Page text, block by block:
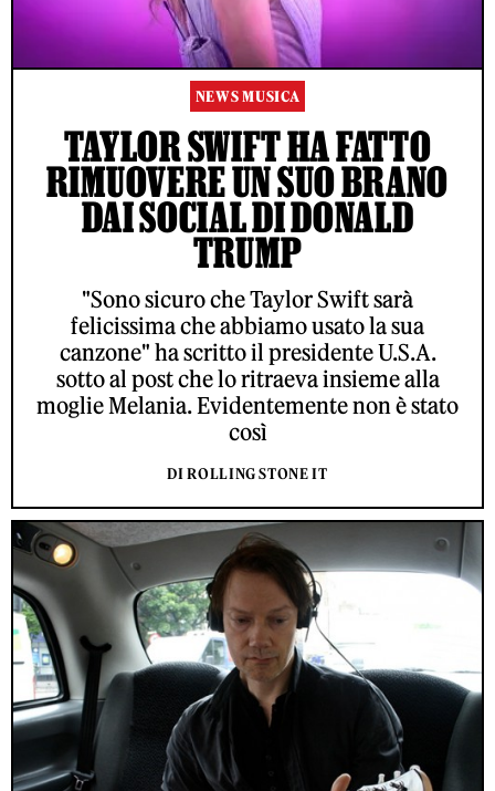
NEWS MUSICA
TAYLOR SWIFT HA FATTO
RIMUOVERE UN SUO BRANO
DAI SOCIAL DI DONALD
TRUMP
"Sono sicuro che Taylor Swift sarà
felicissima che abbiamo usato la sua
canzone" ha scritto il presidente U.S.A.
sotto al post che lo ritraeva insieme alla
moglie Melania. Evidentemente non è stato
così
DI ROLLING STONE IT